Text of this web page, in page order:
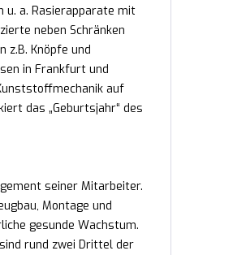
a. Rasierapparate mit
neben Schränken
z.B. Knöpfe und
in Frankfurt und
auf
das „Geburtsjahr“ des
seiner Mitarbeiter.
Montage und
gesunde Wachstum.
rund zwei Drittel der